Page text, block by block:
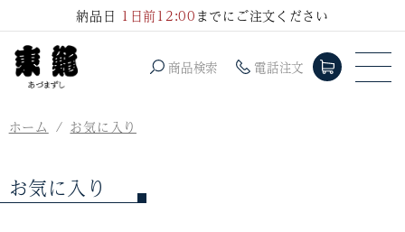
進む
納品日 1日前12:00までにご注文ください
商品検索 電話注文
ホーム お気に入り
お気に入り